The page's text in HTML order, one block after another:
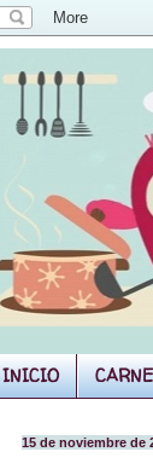
INICIO CARNE
15 de noviembre de